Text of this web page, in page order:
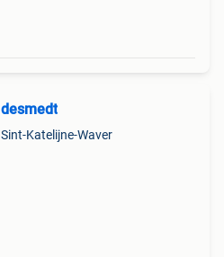
desmedt
Sint-Katelijne-Waver